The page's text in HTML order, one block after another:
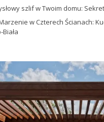
szlif w Twoim domu:
w Czterech Ścianach: